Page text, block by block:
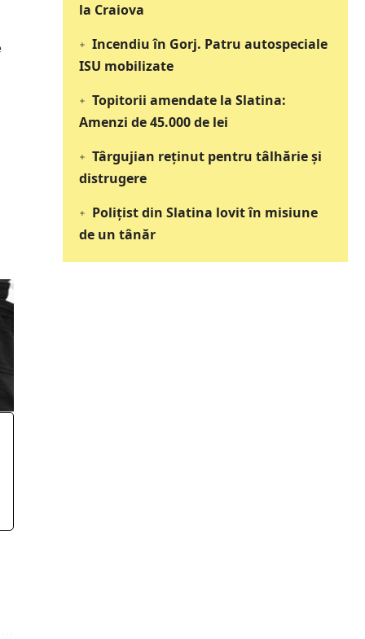
la Craiova
Incendiu în Gorj. Patru autospeciale
ISU mobilizate
Topitorii amendate la Slatina:
Amenzi de 45.000 de lei
Târgujian reținut pentru tâlhărie și
distrugere
Polițist din Slatina lovit în misiune
de un tânăr